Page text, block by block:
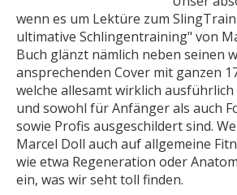
wenn es um Lektüre zum
ultimative Schlingentraining" von
Buch glänzt nämlich neben seinen
ansprechenden Cover mit ganzen
welche allesamt wirklich
und sowohl für Anfänger als auch
sowie Profis ausgeschildert sind.
Marcel Doll auch auf allgemeine
wie etwa Regeneration oder
ein, was wir seht toll finden.